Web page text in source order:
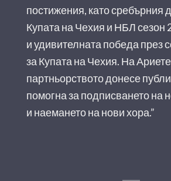
постижения, като сребърния
Купата на Чехия и НБЛ сезон
и удивителната победа през
за Купата на Чехия. На
партньорството донесе
помогна за подписването на
и наемането на нови хора.”